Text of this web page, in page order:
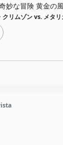
妙な冒険 黄金の
クリムゾン vs. メタリ